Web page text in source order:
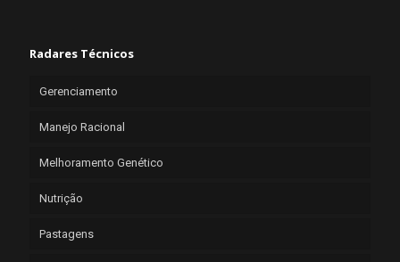
Radares Técnicos
Gerenciamento
Manejo Racional
Melhoramento Genético
Nutrição
Pastagens